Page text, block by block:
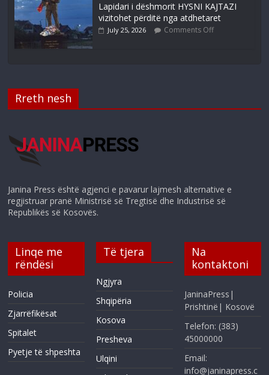
Lapidari i dëshmorit HYSNI KAJTAZI
vizitohet përditë nga atdhetaret
July 25, 2026 Comments Off
Rreth nesh
Janina Press është agjenci e pavarur lajmesh alternative e
regjistruar pranë Ministrisë së Tregtisë dhe Industrisë së
Republikës së Kosovës.
Linqe me
rëndësi
Policia
Zjarrëfikësat
Spitalet
Pyetje të shpeshta
Të tjera
Ngjyra
Shqipëria
Kosova
Presheva
Ulqini
Na
kontaktoni
JaninaPress|
Prishtinë| Kosovë
Telefon: (383)
45000000
Email:
info@janinapress.c